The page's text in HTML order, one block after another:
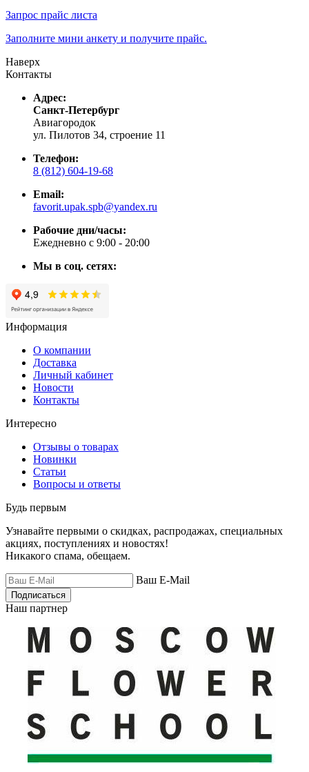
Запрос прайс листа
Заполните мини анкету и получите прайс.
Наверх
Контакты
Адрес:
Санкт-Петербург
Авиагородок
ул. Пилотов 34, строение 11
Телефон:
8 (812) 604-19-68
Email:
favorit.upak.spb@yandex.ru
Рабочие дни/часы:
Ежедневно с 9:00 - 20:00
Мы в соц. сетях:
Информация
О компании
Доставка
Личный кабинет
Новости
Контакты
Интересно
Отзывы о товарах
Новинки
Статьи
Вопросы и ответы
Будь первым
Узнавайте первыми о скидках, распродажах, специальных
акциях, поступлениях и новостях!
Никакого спама, обещаем.
Ваш E-Mail
Подписаться
Наш партнер